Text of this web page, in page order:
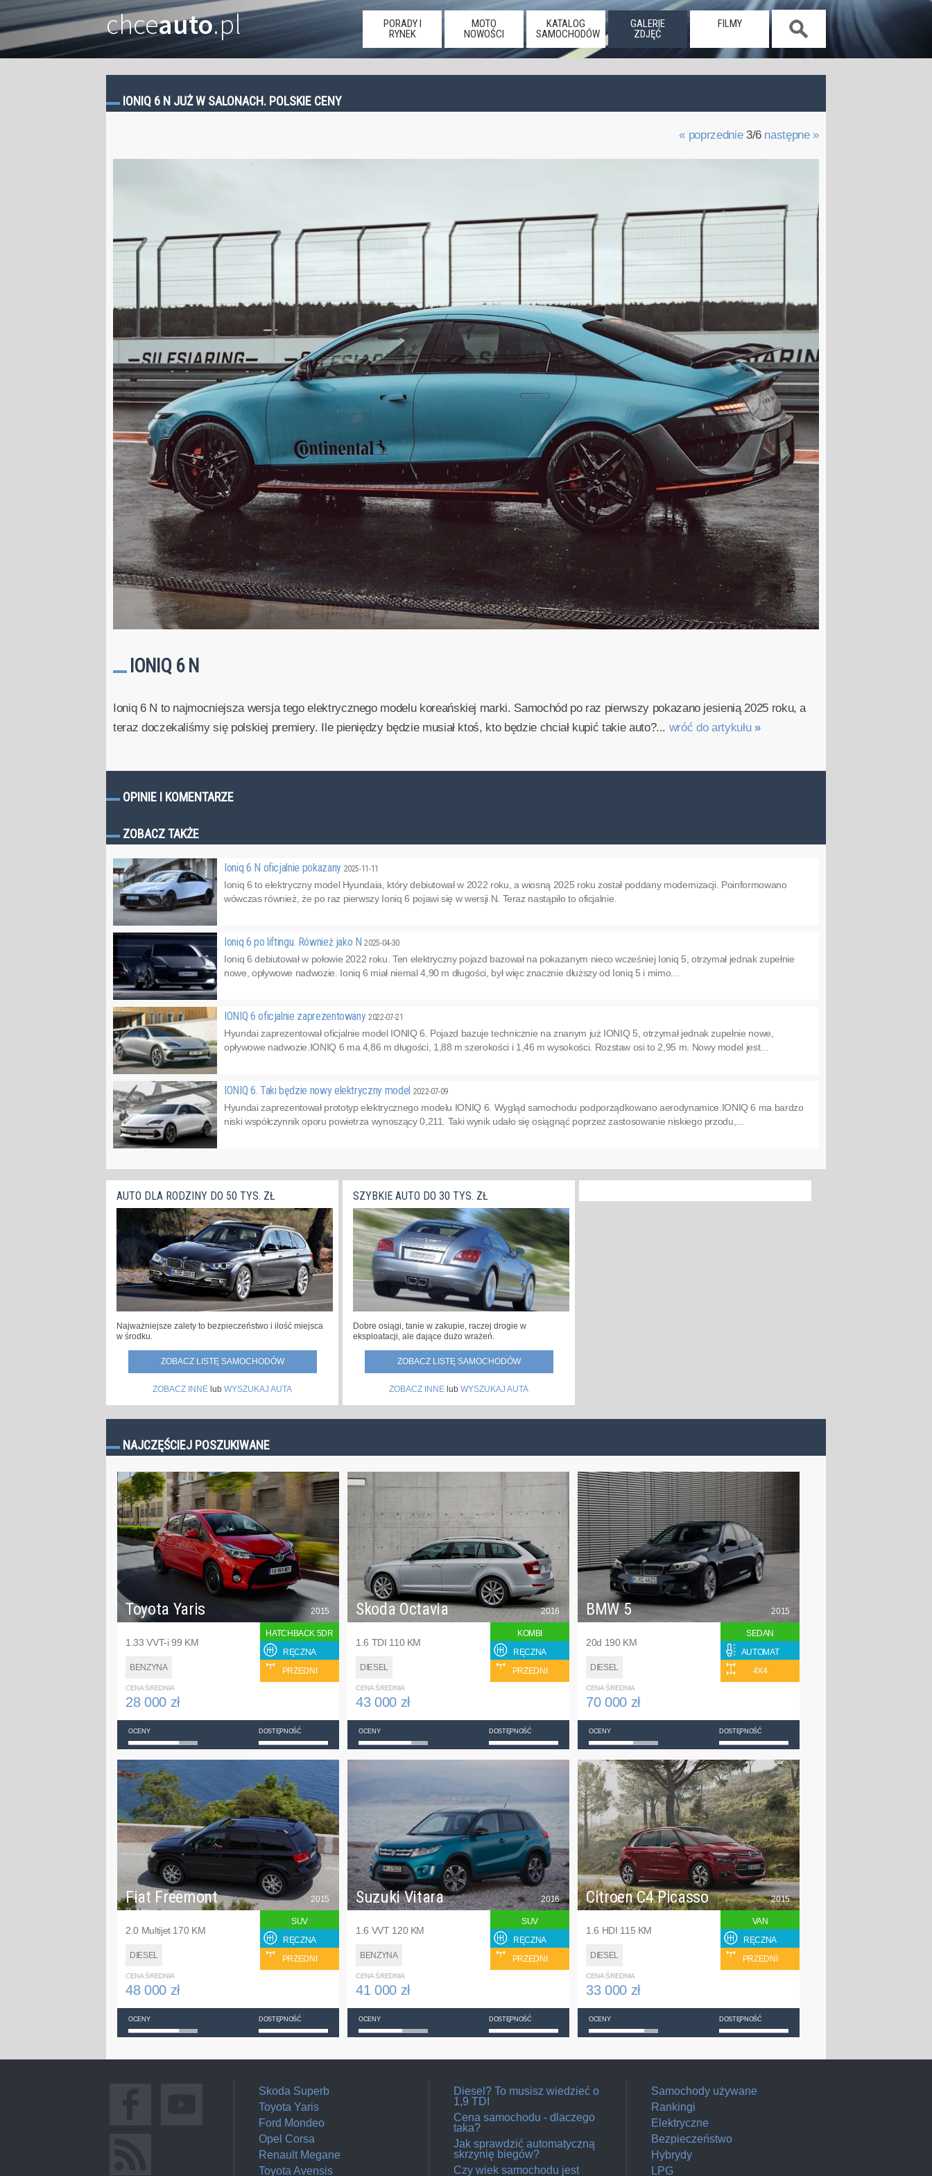
chceauto.pl
PORADY I
RYNEK
MOTO
NOWOŚCI
KATALOG
SAMOCHODÓW
GALERIE
ZDJĘĆ
FILMY
IONIQ 6 N JUŻ W SALONACH. POLSKIE CENY
« poprzednie3/6 następne »
IONIQ 6 N
Ioniq 6 N to najmocniejsza wersja tego elektrycznego modelu koreańskiej marki. Samochód po raz pierwszy pokazano jesienią 2025 roku, a
teraz doczekaliśmy się polskiej premiery. Ile pieniędzy będzie musiał ktoś, kto będzie chciał kupić takie auto?... wróć do artykułu »
OPINIE I KOMENTARZE
ZOBACZ TAKŻE
Ioniq 6 N oficjalnie pokazany 2025-11-11
Ioniq 6 to elektryczny model Hyundaia, który debiutował w 2022 roku, a wiosną 2025 roku został poddany modernizacji. Poinformowano
wówczas również, że po raz pierwszy Ioniq 6 pojawi się w wersji N. Teraz nastąpiło to oficjalnie.
Ioniq 6 po liftingu. Również jako N2025-04-30
Ioniq 6 debiutował w połowie 2022 roku. Ten elektryczny pojazd bazował na pokazanym nieco wcześniej Ioniq 5, otrzymał jednak zupełnie
nowe, opływowe nadwozie. Ioniq 6 miał niemal 4,90 m długości, był więc znacznie dłuższy od Ioniq 5 i mimo...
IONIQ 6 oficjalnie zaprezentowany2022-07-21
Hyundai zaprezentował oficjalnie model IONIQ 6. Pojazd bazuje technicznie na znanym już IONIQ 5, otrzymał jednak zupełnie nowe,
opływowe nadwozie.IONIQ 6 ma 4,86 m długości, 1,88 m szerokości i 1,46 m wysokości. Rozstaw osi to 2,95 m. Nowy model jest...
IONIQ 6. Taki będzie nowy elektryczny model 2022-07-09
Hyundai zaprezentował prototyp elektrycznego modelu IONIQ 6. Wygląd samochodu podporządkowano aerodynamice.IONIQ 6 ma bardzo
niski współczynnik oporu powietrza wynoszący 0,211. Taki wynik udało się osiągnąć poprzez zastosowanie niskiego przodu,...
AUTO DLA RODZINY DO 50 TYS. ZŁ
Najważniejsze zalety to bezpieczeństwo i ilość miejsca
w środku.
ZOBACZ LISTĘ SAMOCHODÓW
ZOBACZ INNE lub WYSZUKAJ AUTA
SZYBKIE AUTO DO 30 TYS. ZŁ
Dobre osiągi, tanie w zakupie, raczej drogie w
eksploatacji, ale dające dużo wrażeń.
ZOBACZ LISTĘ SAMOCHODÓW
ZOBACZ INNE lub WYSZUKAJ AUTA
NAJCZĘŚCIEJ POSZUKIWANE
Toyota Yaris
1.33 VVT-i 99 KM
BENZYNA
2015
HATCHBACK 5DR
RĘCZNA
PRZEDNI
CENA ŚREDNIA
28 000 zł
OCENY DOSTĘPNOŚĆ
Skoda Octavia
1.6 TDI 110 KM
DIESEL
2016
KOMBI
RĘCZNA
PRZEDNI
CENA ŚREDNIA
43 000 zł
OCENY DOSTĘPNOŚĆ
BMW 5
20d 190 KM
DIESEL
2015
SEDAN
AUTOMAT
4X4
CENA ŚREDNIA
70 000 zł
OCENY DOSTĘPNOŚĆ
Fiat Freemont
2.0 Multijet 170 KM
DIESEL
2015
SUV
RĘCZNA
PRZEDNI
CENA ŚREDNIA
48 000 zł
OCENY DOSTĘPNOŚĆ
Suzuki Vitara
1.6 VVT 120 KM
BENZYNA
2016
SUV
RĘCZNA
PRZEDNI
CENA ŚREDNIA
41 000 zł
OCENY DOSTĘPNOŚĆ
Citroen C4 Picasso
1.6 HDI 115 KM
DIESEL
2015
VAN
RĘCZNA
PRZEDNI
CENA ŚREDNIA
33 000 zł
OCENY DOSTĘPNOŚĆ
Skoda Superb
Toyota Yaris
Ford Mondeo
Opel Corsa
Renault Megane
Toyota Avensis
Diesel? To musisz wiedzieć o
1,9 TDI
Cena samochodu - dlaczego
taka?
Jak sprawdzić automatyczną
skrzynię biegów?
Czy wiek samochodu jest
Samochody używane
Rankingi
Elektryczne
Bezpieczeństwo
Hybrydy
LPG